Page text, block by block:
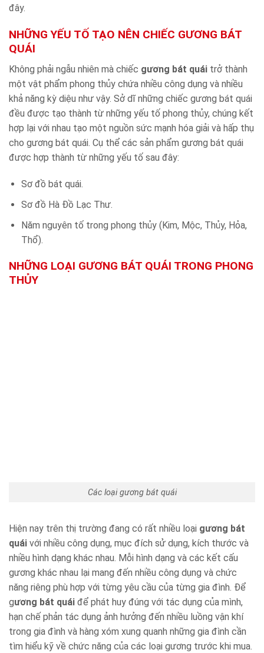
đây.
NHỮNG YẾU TỐ TẠO NÊN CHIẾC GƯƠNG BÁT
QUÁI
Không phải ngẫu nhiên mà chiếc gương bát quái trở thành
một vật phẩm phong thủy chứa nhiều công dụng và nhiều
khả năng kỳ diệu như vậy. Sở dĩ những chiếc gương bát quái
đều được tạo thành từ những yếu tố phong thủy, chúng kết
hợp lại với nhau tạo một nguồn sức mạnh hóa giải và hấp thụ
cho gương bát quái. Cụ thể các sản phẩm gương bát quái
được hợp thành từ những yếu tố sau đây:
Sơ đồ bát quái.
Sơ đồ Hà Đồ Lạc Thư.
Năm nguyên tố trong phong thủy (Kim, Mộc, Thủy, Hỏa,
Thổ).
NHỮNG LOẠI GƯƠNG BÁT QUÁI TRONG PHONG
THỦY
Các loại gương bát quái
Hiện nay trên thị trường đang có rất nhiều loại gương bát
quái với nhiều công dụng, mục đích sử dụng, kích thước và
nhiều hình dạng khác nhau. Mỗi hình dạng và các kết cấu
gương khác nhau lại mang đến nhiều công dụng và chức
năng riêng phù hợp với từng yêu cầu của từng gia đình. Để
gương bát quái để phát huy đúng với tác dụng của mình,
hạn chế phản tác dụng ảnh hưởng đến nhiều luồng vận khí
trong gia đình và hàng xóm xung quanh những gia đình cần
tìm hiểu kỹ về chức năng của các loại gương trước khi mua.